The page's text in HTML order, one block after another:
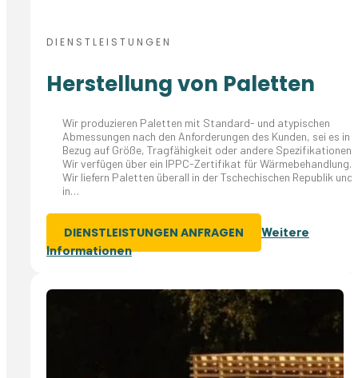
DIENSTLEISTUNGEN
Herstellung von Paletten
Wir produzieren Paletten mit Standard- und atypischen
Abmessungen nach den Anforderungen des Kunden, sei es in
Bezug auf Größe, Tragfähigkeit oder andere Spezifikationen.
Wir verfügen über ein IPPC-Zertifikat für Wärmebehandlung.
Wir liefern Paletten überall in der Tschechischen Republik und
in…
DIENSTLEISTUNGEN ANFRAGEN
Weitere
Informationen